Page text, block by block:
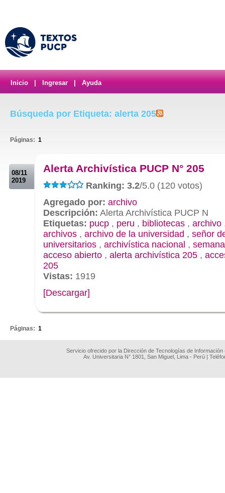
Inicio Ingresar Ayuda
Búsqueda por Etiqueta: alerta 205
Páginas: 1
08/11
2019
Alerta Archivística PUCP N° 205
Ranking: 3.2/5.0 (120 votos)
Agregado por: archivo
Descripción: Alerta Archivística PUCP N
Etiquetas: pucp , peru , bibliotecas , archivo
archivos , archivo de la universidad , señor
universitarios , archivística nacional ,
acceso abierto , alerta archivística 205 ,
205
Vistas: 1919
[Descargar]
Páginas: 1
Servicio ofrecido por la Dirección de Tecnologías de
Av. Universitaria N° 1801, San Miguel, Lima - Perú |